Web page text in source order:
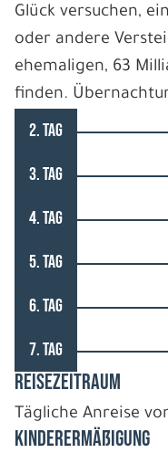
Glück versuchen,
oder andere
ehemaligen, 63
finden.
2. TAG
3. TAG
4. TAG
5. TAG
6. TAG
7. TAG
REISEZEITRAUM
Tägliche Anreise
Kinderermäßigung